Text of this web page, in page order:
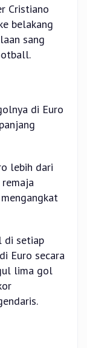
Cristiano
belakang
sang
di Euro
lebih dari
di setiap
Euro secara
lima gol